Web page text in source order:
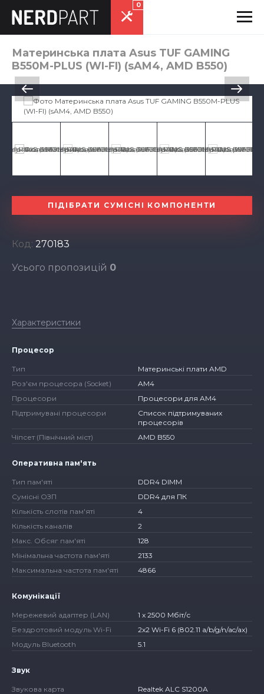
0
Материнська плата Asus TUF GAMING
B550M-PLUS (WI-FI) (sAM4, AMD B550)
Код: 270183
Усього пропозицій 0
ПІДІБРАТИ СУМІСНІ КОМПОНЕНТИ
Характеристики
Процесор
Тип
Материнські плати AMD
Роз'єм процесора (Socket)
AM4
Процесори
Процесори для AM4
Підтримувані процесори
Список підтримуваних
процесорів
Чіпсет (Північний міст)
AMD B550
Оперативна пам'ять
Тип пам'яті
DDR4 DIMM
Сумісні ОЗП
DDR4 для ПК
Кількість слотів пам'яті
4
Кількість каналів
2
Макс. Обсяг пам'яті
128
Мінімальна частота пам'яті
2133
Максимальна частота пам'яті
4866
Комунікації
Мережевий адаптер (LAN)
1 x 2500 Мбіт/с
Бездротовий модуль Wi-Fi
2х2 Wi-Fi 6 (802.11 a/b/g/n/ac/ax)
Модуль Bluetooth
5.1
Звук
Звукова карта
Realtek ALC S1200A